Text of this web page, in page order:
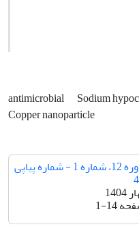
antimicrobial Sodium
Copper nanoparticle
دوره 12، شماره 1 - شماره پیاپی
1-14